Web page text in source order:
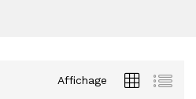
Affichage